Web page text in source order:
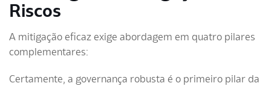
Riscos
A mitigação eficaz exige abordagem em quatro pilares
complementares:
Certamente, a governança robusta é o primeiro pilar da